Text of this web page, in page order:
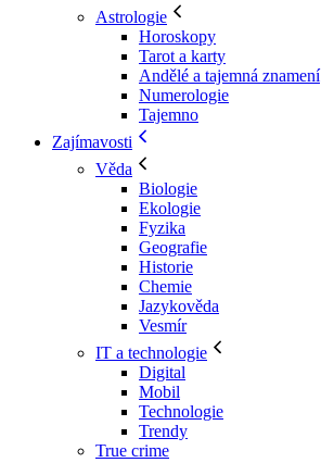
Astrologie
Horoskopy
Tarot a karty
Andělé a tajemná znamení
Numerologie
Tajemno
Zajímavosti
Věda
Biologie
Ekologie
Fyzika
Geografie
Historie
Chemie
Jazykověda
Vesmír
IT a technologie
Digital
Mobil
Technologie
Trendy
True crime